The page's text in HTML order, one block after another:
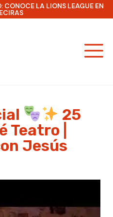
CONOCE LA LIONS LEAGUE EN
25
Teatro |
Jesús